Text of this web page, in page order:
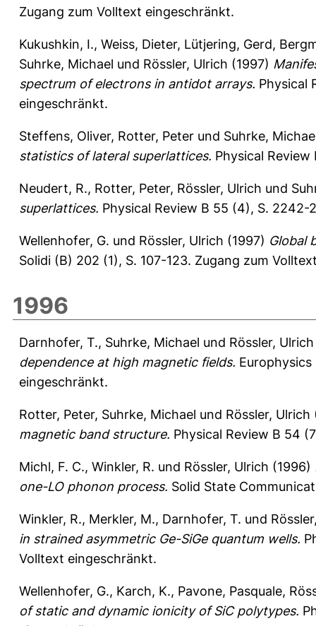
Zugang zum Volltext eingeschränkt.
Kukushkin, I., Weiss, Dieter, Lütjering, Gerd,
Suhrke, Michael und Rössler, Ulrich (1997)
spectrum of electrons in antidot arrays. Physical
eingeschränkt.
Steffens, Oliver, Rotter, Peter und Suhrke,
statistics of lateral superlattices. Physical
Neudert, R., Rotter, Peter, Rössler, Ulrich und
superlattices. Physical Review B 55 (4), S.
Wellenhofer, G. und Rössler, Ulrich (1997) Global
Solidi (B) 202 (1), S. 107-123. Zugang zum
1996
Darnhofer, T., Suhrke, Michael und Rössler, Ulrich
dependence at high magnetic fields.
eingeschränkt.
Rotter, Peter, Suhrke, Michael und Rössler, Ulrich
magnetic band structure. Physical Review B 54
Michl, F. C., Winkler, R. und Rössler, Ulrich (1996)
one-LO phonon process. Solid State
Winkler, R., Merkler, M., Darnhofer, T. und
in strained asymmetric Ge-SiGe quantum wells.
Volltext eingeschränkt.
Wellenhofer, G., Karch, K., Pavone, Pasquale,
of static and dynamic ionicity of SiC polytypes.